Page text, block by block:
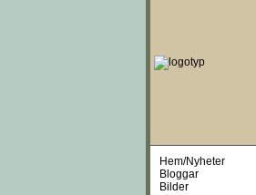
Hem/Nyheter
Bloggar
Bilder